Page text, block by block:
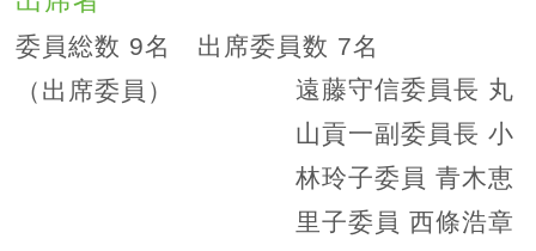
委員総数 9名 出席委員数 7名
（出席委員）
遠藤守信委員長 丸
山貢一副委員長 小
林玲子委員 青木恵
里子委員 西條浩章